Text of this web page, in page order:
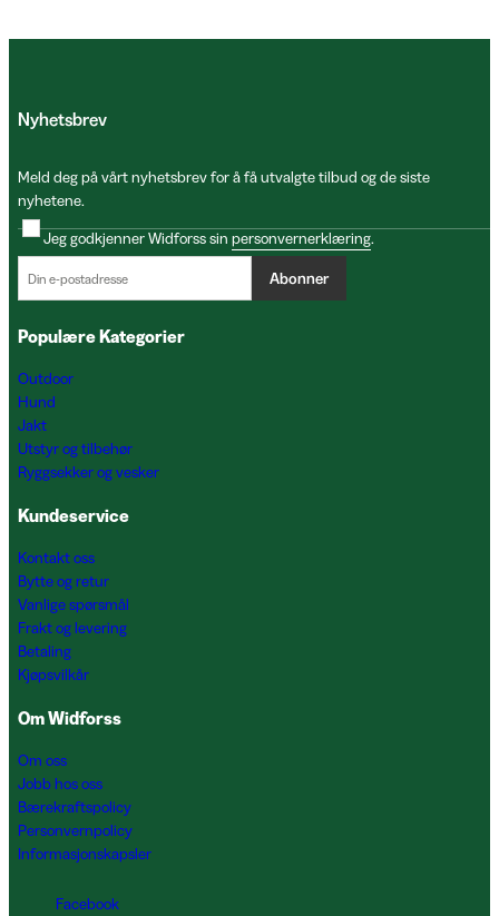
Nyhetsbrev
Meld deg på vårt nyhetsbrev for å få utvalgte tilbud og de siste
nyhetene.
Jeg godkjenner Widforss sin personvernerklæring.
Abonner
Populære Kategorier
Outdoor
Hund
Jakt
Utstyr og tilbehør
Ryggsekker og vesker
Kundeservice
Kontakt oss
Bytte og retur
Vanlige spørsmål
Frakt og levering
Betaling
Kjøpsvilkår
Om Widforss
Om oss
Jobb hos oss
Bærekraftspolicy
Personvernpolicy
Informasjonskapsler
Facebook